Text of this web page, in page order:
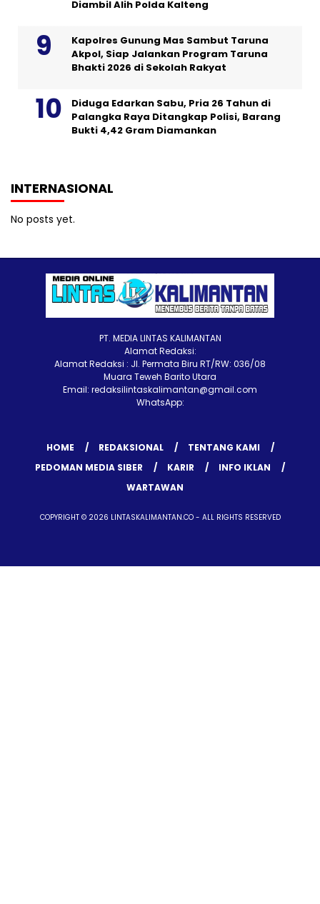
Diambil Alih Polda Kalteng
Kapolres Gunung Mas Sambut Taruna
Akpol, Siap Jalankan Program Taruna
Bhakti 2026 di Sekolah Rakyat
Diduga Edarkan Sabu, Pria 26 Tahun di
Palangka Raya Ditangkap Polisi, Barang
Bukti 4,42 Gram Diamankan
INTERNASIONAL
No posts yet.
PT. MEDIA LINTAS KALIMANTAN
Alamat Redaksi:
Alamat Redaksi : Jl. Permata Biru RT/RW: 036/08
Muara Teweh Barito Utara
Email: redaksilintaskalimantan@gmail.com
WhatsApp:
HOME REDAKSIONAL
TENTANG KAMI
PEDOMAN MEDIA SIBER
KARIR
INFO IKLAN
WARTAWAN
COPYRIGHT © 2026 LINTASKALIMANTAN.CO - ALL RIGHTS RESERVED